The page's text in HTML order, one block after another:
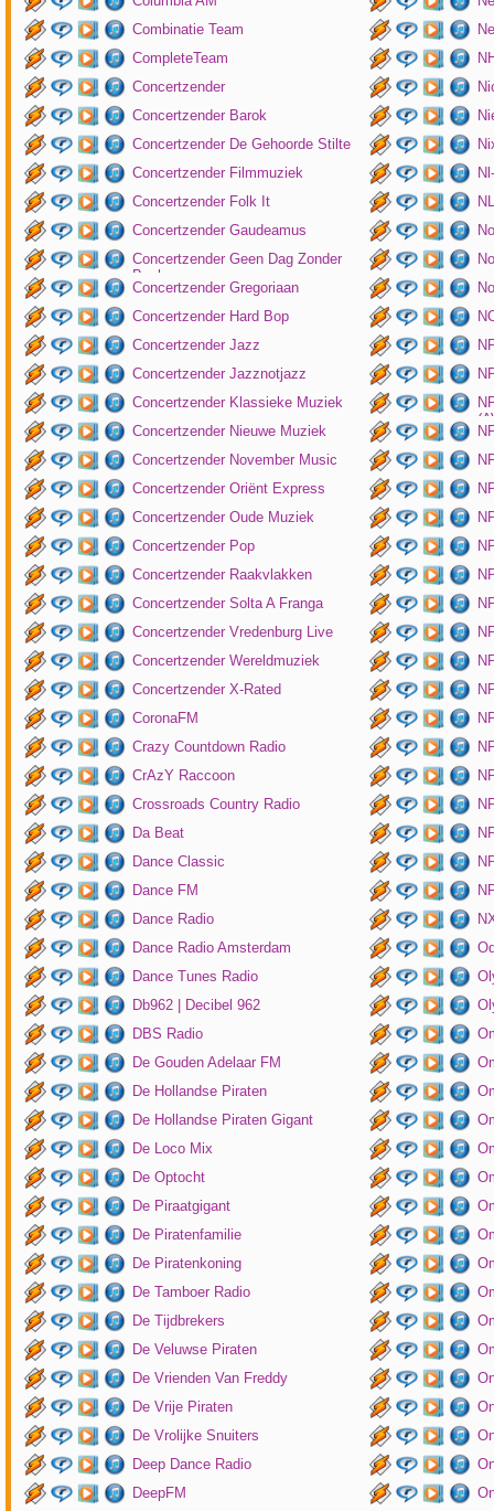
Combinatie Team
CompleteTeam
Concertzender
Concertzender Barok
Concertzender De Gehoorde Stilte
Concertzender Filmmuziek
Concertzender Folk It
Concertzender Gaudeamus
Concertzender Geen Dag Zonder
Bach
Concertzender Gregoriaan
Concertzender Hard Bop
Concertzender Jazz
Concertzender Jazznotjazz
Concertzender Klassieke Muziek
Concertzender Nieuwe Muziek
Concertzender November Music
Concertzender Oriënt Express
Concertzender Oude Muziek
Concertzender Pop
Concertzender Raakvlakken
Concertzender Solta A Franga
Concertzender Vredenburg Live
Concertzender Wereldmuziek
Concertzender X-Rated
CoronaFM
Crazy Countdown Radio
CrAzY Raccoon
Crossroads Country Radio
Da Beat
Dance Classic
Dance FM
Dance Radio
Dance Radio Amsterdam
Dance Tunes Radio
Db962 | Decibel 962
DBS Radio
De Gouden Adelaar FM
De Hollandse Piraten
De Hollandse Piraten Gigant
De Loco Mix
De Optocht
De Piraatgigant
De Piratenfamilie
De Piratenkoning
De Tamboer Radio
De Tijdbrekers
De Veluwse Piraten
De Vrienden Van Freddy
De Vrije Piraten
De Vrolijke Snuiters
Deep Dance Radio
DeepFM